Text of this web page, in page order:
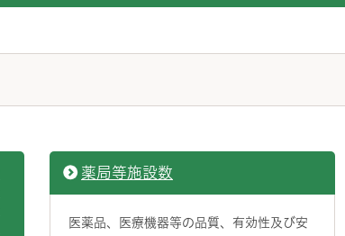
薬局等施設数
医薬品、医療機器等の品質、有効性及び安